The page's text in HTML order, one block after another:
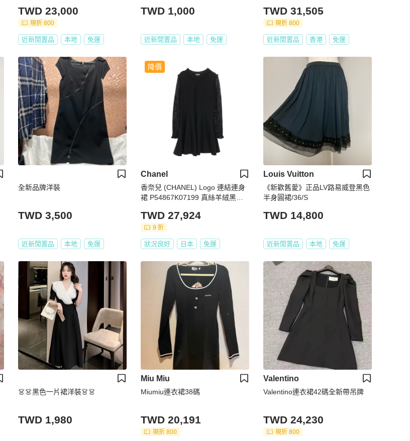
TWD 23,000
現折 800
近新閒置品 本地 免運
TWD 1,000
近新閒置品 本地 免運
TWD 31,505
現折 800
近新閒置品 香港 免運
全新品牌洋裝
TWD 3,500
近新閒置品 本地 免運
降價
Chanel
香奈兒 (CHANEL) Logo 連結連身
裙 P54867K07199 真絲羊絨黑色
TWD 27,924
9 折
狀況良好 日本 免運
Louis Vuitton
《新歡舊愛》正品LV路易威登黑色
半身圓裙/36/S
TWD 14,800
近新閒置品 本地 免運
👗👗黑色一片裙洋裝👗👗
TWD 1,980
Miu Miu
Miumiu連衣裙38碼
TWD 20,191
現折 800
Valentino
Valentino連衣裙42碼全新帶吊牌
TWD 24,230
現折 800